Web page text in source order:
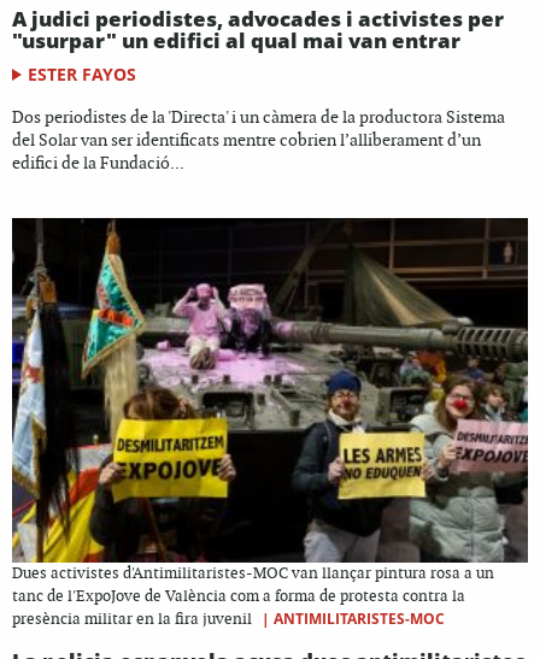
A judici periodistes, advocades i activistes per
"usurpar" un edifici al qual mai van entrar
ESTER FAYOS
Dos periodistes de la 'Directa' i un càmera de la productora Sistema
del Solar van ser identificats mentre cobrien l’alliberament d’un
edifici de la Fundació...
Dues activistes d'Antimilitaristes-MOC van llançar pintura rosa a un
tanc de l'ExpoJove de València com a forma de protesta contra la
presència militar en la fira juvenil
| ANTIMILITARISTES-MOC